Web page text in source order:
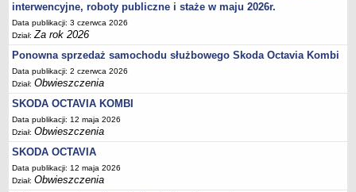
Uchwały Rady Powiatu Bydgoskiego
Uchwały Rady Miasta Bydgoszczy
Inne dokumenty
POMOC PUBLICZNA
Lata 2009-2025
Za rok 2026
FINANSE PUP
Budżet Funduszu Pracy
Zamówienia publiczne
Plan zamówień publicznych
interwencyjne, roboty publiczne i staże w maju 2026r.
Data publikacji: 3 czerwca 2026
Dział:Za rok 2026
Ponowna sprzedaż samochodu służbowego Skoda Octavia Kombi
Data publikacji: 2 czerwca 2026
Dział:Obwieszczenia
SKODA OCTAVIA KOMBI
Data publikacji: 12 maja 2026
Dział:Obwieszczenia
SKODA OCTAVIA
Data publikacji: 12 maja 2026
Dział:Obwieszczenia